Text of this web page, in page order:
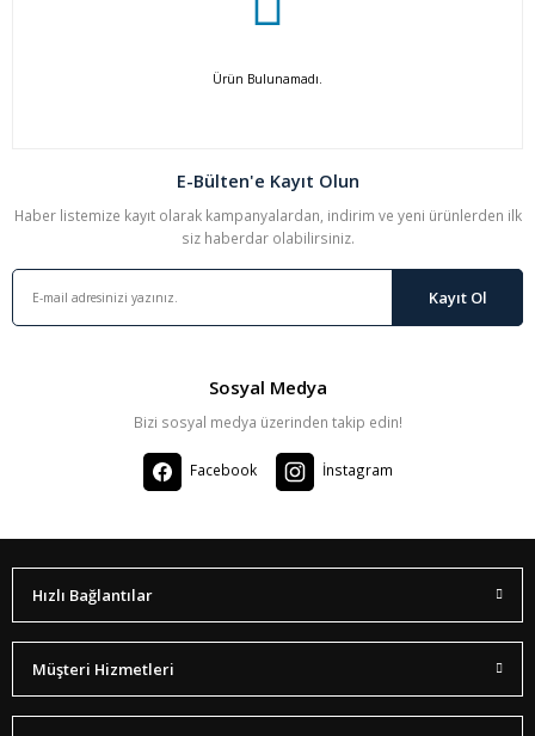
Ürün Bulunamadı.
E-Bülten'e Kayıt Olun
Haber listemize kayıt olarak kampanyalardan, indirim ve yeni ürünlerden ilk
siz haberdar olabilirsiniz.
Kayıt Ol
Sosyal Medya
Bizi sosyal medya üzerinden takip edin!
Facebook İnstagram
Hızlı Bağlantılar
Müşteri Hizmetleri